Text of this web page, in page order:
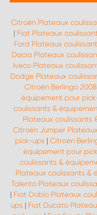
Citroën Plateaux
| Fiat Plateaux
Ford Plateaux
Dacia Plateaux
Iveco Plateaux
Dodge Plateaux
Citroën Berlingo
équipement pour
coulissants &
Plateaux coulissants
Citroën Jumper
pick-ups | Citroën
équipement pour
coulissants &
Plateaux coulissants &
Talento Plateaux
| Fiat Doblo Plateaux
ups | Fiat Ducato